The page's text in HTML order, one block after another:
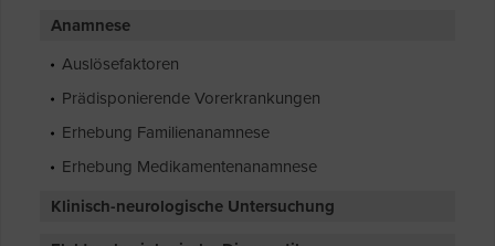
Anamnese
Auslösefaktoren
Prädisponierende Vorerkrankungen
Erhebung Familienanamnese
Erhebung Medikamentenanamnese
Klinisch-neurologische Untersuchung